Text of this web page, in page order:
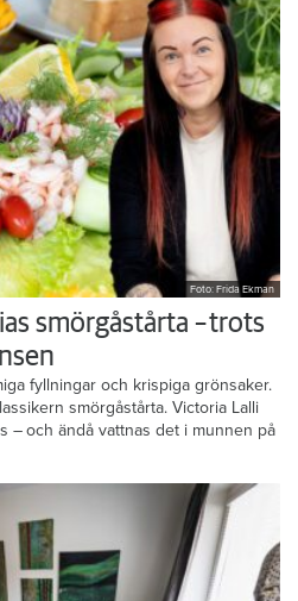
Foto: Frida Ekman
smörgåstårta – trots
fyllningar och krispiga grönsaker.
smörgåstårta. Victoria Lalli
– och ändå vattnas det i munnen på